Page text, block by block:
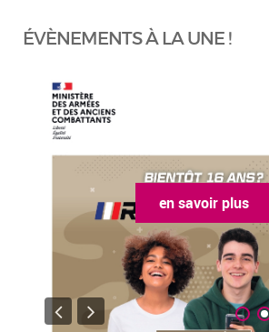
ÉVÈNEMENTS À LA UNE !
en savoir plus